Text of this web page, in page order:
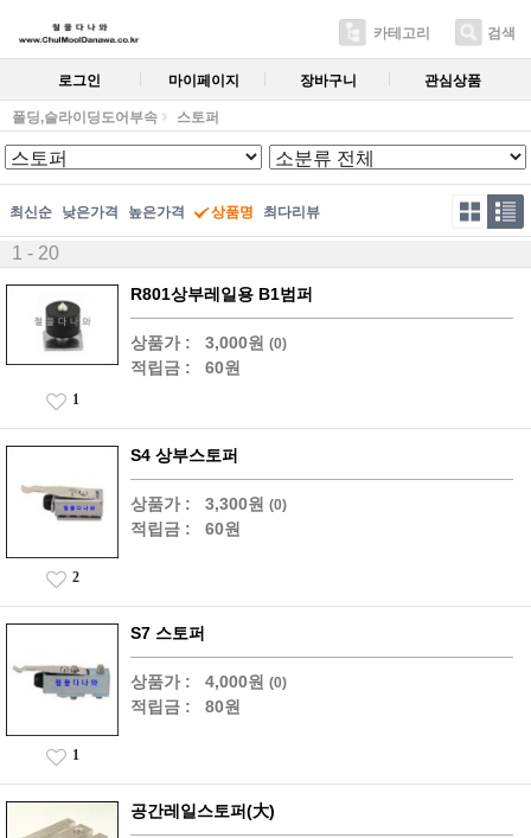
카테고리 검색
로그인 마이페이지 장바구니 관심상품
폴딩,슬라이딩도어부속 스토퍼
최신순 낮은가격 높은가격 상품명 최다리뷰
1 - 20
R801상부레일용 B1범퍼
상품가 : 3,000원 (0)
적립금 : 60원
1
S4 상부스토퍼
상품가 : 3,300원 (0)
적립금 : 60원
2
S7 스토퍼
상품가 : 4,000원 (0)
적립금 : 80원
1
공간레일스토퍼(大)